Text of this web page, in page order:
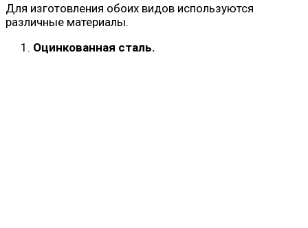
Для изготовления обоих видов используются
различные материалы.
Оцинкованная сталь.